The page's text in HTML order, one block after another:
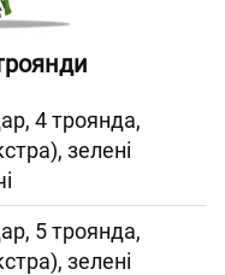
4 троянда,
зелені
5 троянда,
зелені